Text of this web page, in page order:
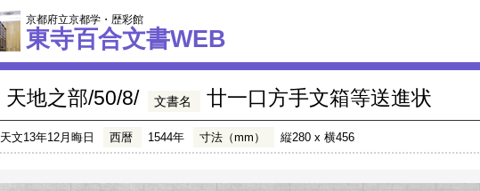
京都府立京都学・歴彩館
東寺百合文書WEB
天地之部/50/8/ 文書名 廿一口方手文箱等送進状
天文13年12月晦日 西暦 1544年 寸法（mm） 縦280 x 横456